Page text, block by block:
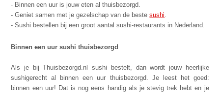
- Binnen een uur is jouw eten al thuisbezorgd.
- Geniet samen met je gezelschap van de bestesushi
- Sushi bestellen bij een groot aantal sushi-restaurants in Nederland.
Binnen een uur sushi thuisbezorgd
Als je bij Thuisbezorgd.nl sushi bestelt, dan wordt jouw heerlijke
sushigerecht al binnen een uur thuisbezorgd. Je leest het goed:
binnen een uur! Dat is nog eens handig als je stevig trek hebt en je